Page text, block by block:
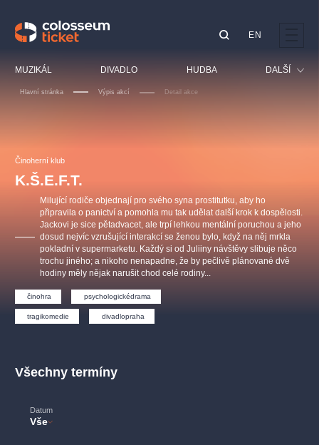
MUZIKÁL DIVADLO HUDBA DALŠÍ
Sport
Ostatní
EN
Hlavní stránka Výpis akcí Detail akce
Činoherní klub
K.Š.E.F.T.
Milující rodiče objednají pro svého syna prostitutku, aby ho
připravila o panictví a pomohla mu tak udělat další krok k dospělosti.
Jackovi je sice pětadvacet, ale trpí lehkou mentální poruchou a jeho
dosud nejvíc vzrušující interakcí se ženou bylo, když na něj mrkla
pokladní v supermarketu. Každý si od Juliiny návštěvy slibuje něco
trochu jiného; a nikoho nenapadne, že by pečlivě plánované dvě
hodiny měly nějak narušit chod celé rodiny...
činohra psychologickédrama
tragikomedie divadlopraha
Všechny termíny
Datum
Vše
OBYČEJNÁ HOLKA
Agentura 44, s.r.o.
Ostatní hledají
muzikálypraha
Nejnavštěvovanější
muzikálypraha divadlopraha
národnídivadlo činohra